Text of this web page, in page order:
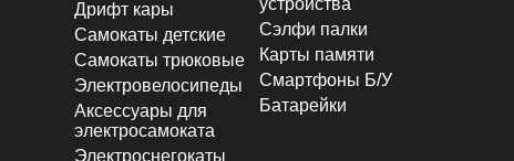
Дрифт кары
Самокаты детские
Самокаты трюковые
Электровелосипеды
Аксессуары для
электросамоката
Электроснегокаты
устройства
Сэлфи палки
Карты памяти
Смартфоны Б/У
Батарейки